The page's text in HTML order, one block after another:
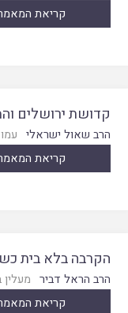
קריאת
קדושת ירושלים
הרב שאול ישראלי
קריאת
הקרבה בלא בית
הרב הראל דביר
קריאת